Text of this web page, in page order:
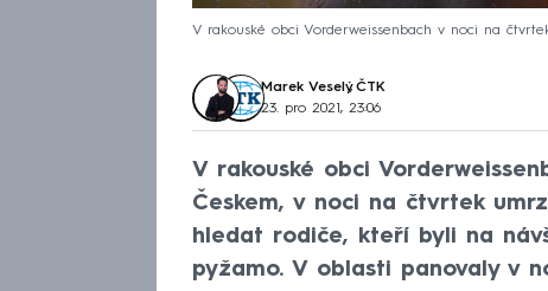
V rakouské obci Vorderweissenbach v noci na
Marek Veselý, ČTK
23. pro 2021, 23:06
V rakouské obci
Českem, v noci na čtvrtek
hledat rodiče, kteří byli na
pyžamo. V oblasti panovaly v